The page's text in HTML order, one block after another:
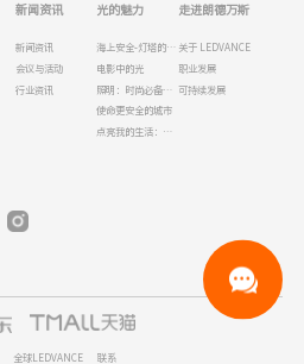
新闻资讯
新闻资讯
会议与活动
行业资讯
光的魅力
海上安全-灯塔的历史
电影中的光
照明：时尚必备品！
使命更安全的城市
点亮我的生活：为什么人类需要光
走进朗德万斯
关于 LEDVANCE
职业发展
可持续发展
全球LEDVANCE 联系